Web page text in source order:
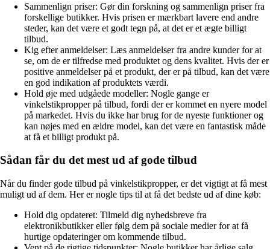
Sammenlign priser: Gør din forskning og sammenlign priser fra
forskellige butikker. Hvis prisen er mærkbart lavere end andre
steder, kan det være et godt tegn på, at det er et ægte billigt
tilbud.
Kig efter anmeldelser: Læs anmeldelser fra andre kunder for at
se, om de er tilfredse med produktet og dens kvalitet. Hvis der er
positive anmeldelser på et produkt, der er på tilbud, kan det være
en god indikation af produktets værdi.
Hold øje med udgåede modeller: Nogle gange er
vinkelstikpropper på tilbud, fordi der er kommet en nyere model
på markedet. Hvis du ikke har brug for de nyeste funktioner og
kan nøjes med en ældre model, kan det være en fantastisk måde
at få et billigt produkt på.
Sådan får du det mest ud af gode tilbud
Når du finder gode tilbud på vinkelstikpropper, er det vigtigt at få mest
muligt ud af dem. Her er nogle tips til at få det bedste ud af dine køb:
Hold dig opdateret: Tilmeld dig nyhedsbreve fra
elektronikbutikker eller følg dem på sociale medier for at få
hurtige opdateringer om kommende tilbud.